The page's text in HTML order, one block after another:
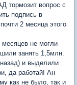
тормозит вопрос с
подпись в
2 месяца этого
не могли
занять 1,5млн.
и выделили
да работай! Ан
как не было, так и